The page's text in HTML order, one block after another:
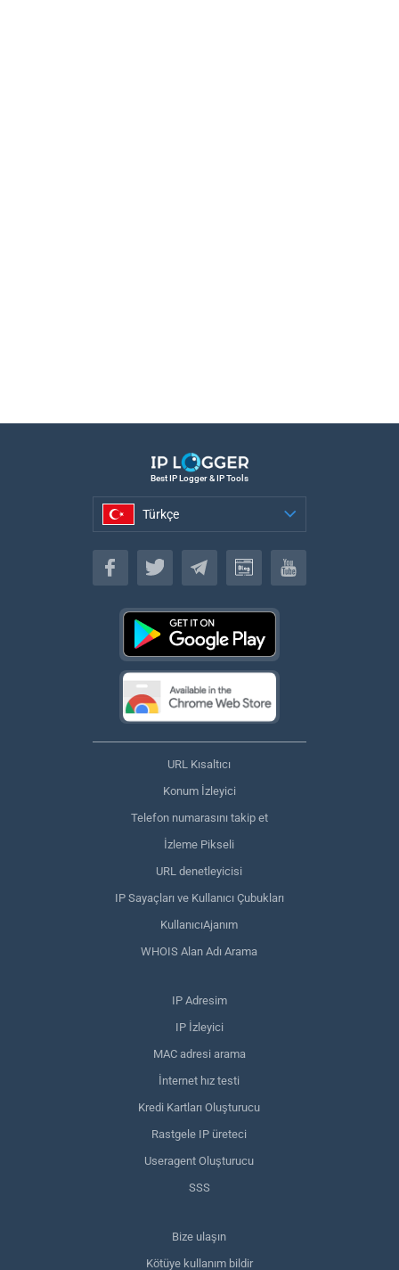
Best IP Logger & IP Tools
Türkçe
Türkçe
URL Kısaltıcı
Konum İzleyici
Telefon numarasını takip et
İzleme Pikseli
URL denetleyicisi
IP Sayaçları ve Kullanıcı Çubukları
KullanıcıAjanım
WHOIS Alan Adı Arama
IP Adresim
IP İzleyici
MAC adresi arama
İnternet hız testi
Kredi Kartları Oluşturucu
Rastgele IP üreteci
Useragent Oluşturucu
SSS
Bize ulaşın
Kötüye kullanım bildir